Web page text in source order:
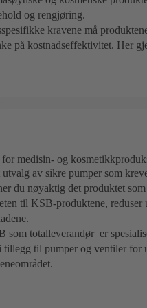
og rengjøring.
kravene må
på kostnadseffektivitet. Her
medisin- og
av sikre pumper som
du nøyaktig det produktet
til KSB-produktene,
som totalleverandør er
til pumper og ventiler for